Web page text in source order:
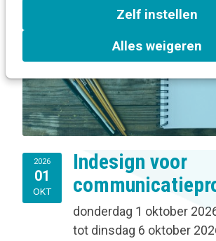
Zelf instellen
Alles weigeren
In de kijker Gent
Beeldmateriaal
2026
01
OKT
Indesign voor
donderdag 1 oktober
tot dinsdag 6 oktober